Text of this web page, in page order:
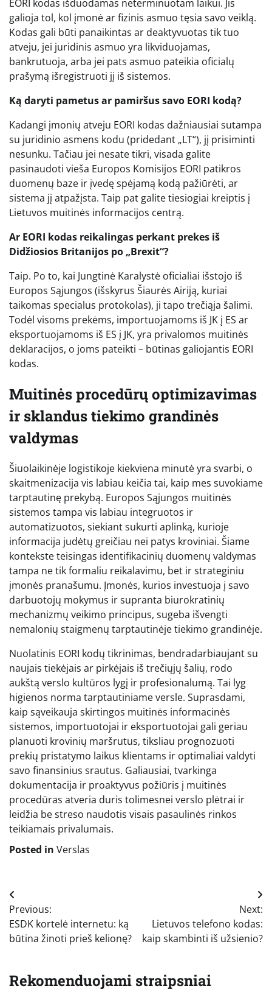
EORI kodas išduodamas neterminuotam laikui. Jis
galioja tol, kol įmonė ar fizinis asmuo tęsia savo veiklą.
Kodas gali būti panaikintas ar deaktyvuotas tik tuo
atveju, jei juridinis asmuo yra likviduojamas,
bankrutuoja, arba jei pats asmuo pateikia oficialų
prašymą išregistruoti jį iš sistemos.
Ką daryti pametus ar pamiršus savo EORI kodą?
Kadangi įmonių atveju EORI kodas dažniausiai sutampa
su juridinio asmens kodu (pridedant „LT“), jį prisiminti
nesunku. Tačiau jei nesate tikri, visada galite
pasinaudoti vieša Europos Komisijos EORI patikros
duomenų baze ir įvedę spėjamą kodą pažiūrėti, ar
sistema jį atpažįsta. Taip pat galite tiesiogiai kreiptis į
Lietuvos muitinės informacijos centrą.
Ar EORI kodas reikalingas perkant prekes iš
Didžiosios Britanijos po „Brexit“?
Taip. Po to, kai Jungtinė Karalystė oficialiai išstojo iš
Europos Sąjungos (išskyrus Šiaurės Airiją, kuriai
taikomas specialus protokolas), ji tapo trečiąja šalimi.
Todėl visoms prekėms, importuojamoms iš JK į ES ar
eksportuojamoms iš ES į JK, yra privalomos muitinės
deklaracijos, o joms pateikti – būtinas galiojantis EORI
kodas.
Muitinės procedūrų optimizavimas
ir sklandus tiekimo grandinės
valdymas
Šiuolaikinėje logistikoje kiekviena minutė yra svarbi, o
skaitmenizacija vis labiau keičia tai, kaip mes suvokiame
tarptautinę prekybą. Europos Sąjungos muitinės
sistemos tampa vis labiau integruotos ir
automatizuotos, siekiant sukurti aplinką, kurioje
informacija judėtų greičiau nei patys kroviniai. Šiame
kontekste teisingas identifikacinių duomenų valdymas
tampa ne tik formaliu reikalavimu, bet ir strateginiu
įmonės pranašumu. Įmonės, kurios investuoja į savo
darbuotojų mokymus ir supranta biurokratinių
mechanizmų veikimo principus, sugeba išvengti
nemalonių staigmenų tarptautinėje tiekimo grandinėje.
Nuolatinis EORI kodų tikrinimas, bendradarbiaujant su
naujais tiekėjais ar pirkėjais iš trečiųjų šalių, rodo
aukštą verslo kultūros lygį ir profesionalumą. Tai lyg
higienos norma tarptautiniame versle. Suprasdami,
kaip sąveikauja skirtingos muitinės informacinės
sistemos, importuotojai ir eksportuotojai gali geriau
planuoti krovinių maršrutus, tiksliau prognozuoti
prekių pristatymo laikus klientams ir optimaliai valdyti
savo finansinius srautus. Galiausiai, tvarkinga
dokumentacija ir proaktyvus požiūris į muitinės
procedūras atveria duris tolimesnei verslo plėtrai ir
leidžia be streso naudotis visais pasaulinės rinkos
teikiamais privalumais.
Posted in Verslas
Navigacija
tarp
įrašų
Previous:
ESDK kortelė internetu: ką
būtina žinoti prieš kelionę?
Next:
Lietuvos telefono kodas:
kaip skambinti iš užsienio?
Rekomenduojami straipsniai